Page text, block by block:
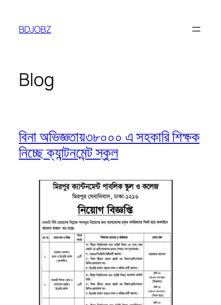
content
BDJOBZ
Blog
বিনা অভিজ্ঞতায়৩৮০০০ এ সহকারি শিক্ষক
নিচ্ছে ক্যান্টনমেন্ট স্কুল